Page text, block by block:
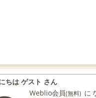
ちは ゲスト さん
Weblio会員(無料) に